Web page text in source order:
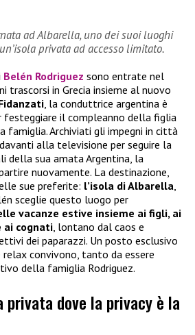
ad Albarella, uno dei suoi luoghi
privata ad accesso limitato.
Belén Rodriguez sono entrate nel
trascorsi in Grecia insieme al nuovo
, la conduttrice argentina è
festeggiare il compleanno della figlia
famiglia. Archiviati gli impegni in città
alla televisione per seguire la
della sua amata Argentina, la
nuovamente. La destinazione,
sue preferite: l’isola di Albarella,
sceglie questo luogo per
vacanze estive insieme ai figli, ai
cognati, lontano dal caos e
dei paparazzi. Un posto esclusivo
relax convivono, tanto da essere
della famiglia Rodriguez.
privata dove la privacy è la